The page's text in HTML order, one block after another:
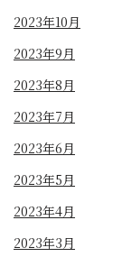
2023年10月
2023年9月
2023年8月
2023年7月
2023年6月
2023年5月
2023年4月
2023年3月